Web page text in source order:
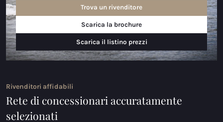
Trova un rivenditore
Scarica la brochure
Scarica il listino prezzi
Rivenditori affidabili
Rete di concessionari accuratamente
selezionati